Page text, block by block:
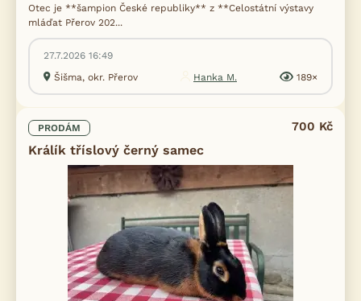
Otec je **šampion České republiky** z **Celostátní výstavy
mláďat Přerov 202...
27.7.2026 16:49
Šišma, okr. Přerov
Hanka M. 189×
PRODÁM
Králík tříslový černý samec
700 Kč